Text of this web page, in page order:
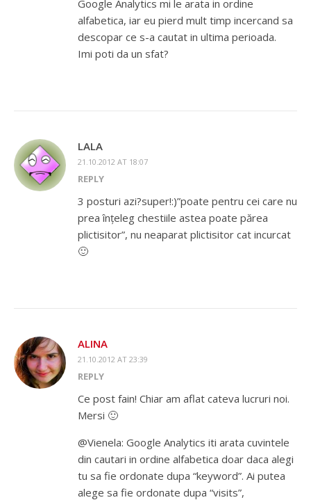
Google Analytics mi le arata in ordine
alfabetica, iar eu pierd mult timp incercand sa
descopar ce s-a cautat in ultima perioada.
Imi poti da un sfat?
LALA
21.10.2012 AT 18:07
REPLY
3 posturi azi?super!:)”poate pentru cei care nu
prea înțeleg chestiile astea poate părea
plictisitor”, nu neaparat plictisitor cat incurcat
🙂
ALINA
21.10.2012 AT 23:39
REPLY
Ce post fain! Chiar am aflat cateva lucruri noi.
Mersi 🙂
@Vienela: Google Analytics iti arata cuvintele
din cautari in ordine alfabetica doar daca alegi
tu sa fie ordonate dupa “keyword”. Ai putea
alege sa fie ordonate dupa “visits”,